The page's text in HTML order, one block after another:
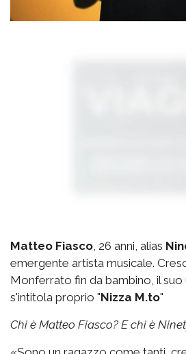
Matteo Fiasco, 26 anni, alias
emergente artista musicale.
Monferrato fin da bambino, il
s'intitola proprio "Nizza M.to"
Chi è Matteo Fiasco? E chi è